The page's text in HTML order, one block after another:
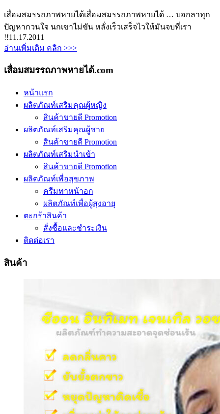
เสื่อมสมรรถภาพหายได้เสื่อมสมรรถภาพหายได้ … บอกลาทุก
ปัญหากวนใจ นกเขาไม่ขัน หลั่งเร็วเสร็จไวให้มันจบที่เรา
!!11.17.2011
อ่านเพิ่มเติม คลิก >>>
เสื่อมสมรรถภาพหายได้.com
หน้าแรก
ผลิตภัณท์เสริมคุณผู้หญิง
สินค้าขายดี Promotion
ผลิตภัณท์เสริมคุณผู้ชาย
สินค้าขายดี Promotion
ผลิตภัณท์เสริมนำเข้า
สินค้าขายดี Promotion
ผลิตภัณท์เพื่อสุขภาพ
ครีมทาหน้าอก
ผลิตภัณท์เพื่อผู้สุงอายุ
ตะกร้าสินค้า
สั่งซื้อและชำระเงิน
ติดต่อเรา
สินค้า